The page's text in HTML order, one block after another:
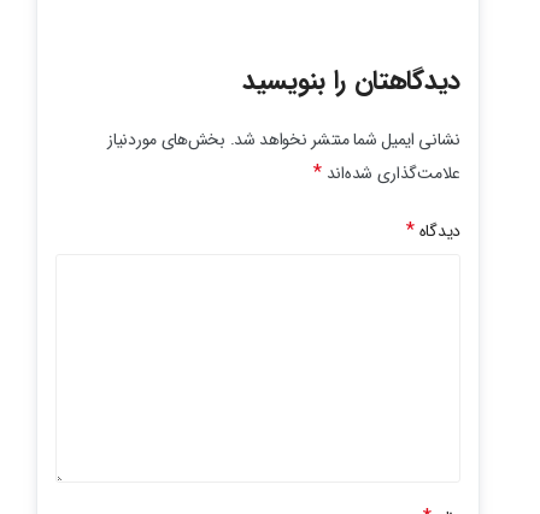
دیدگاهتان را بنویسید
نشانی ایمیل شما منتشر نخواهد شد. بخش‌های موردنیاز
علامت‌گذاری شده‌اند *
دیدگاه*